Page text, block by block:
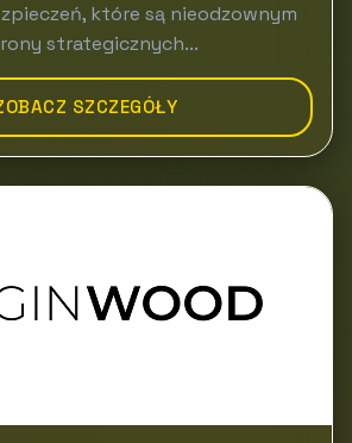
które są nieodzownym
strategicznych...
SZCZEGÓŁY